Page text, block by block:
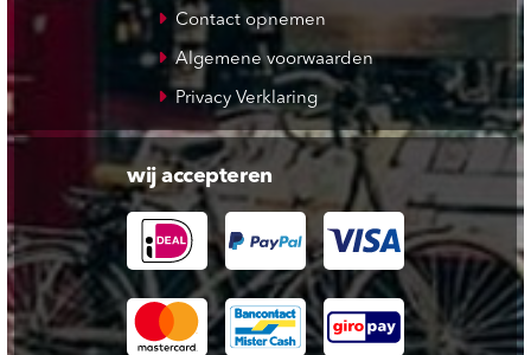
Contact opnemen
Algemene voorwaarden
Privacy Verklaring
wij accepteren